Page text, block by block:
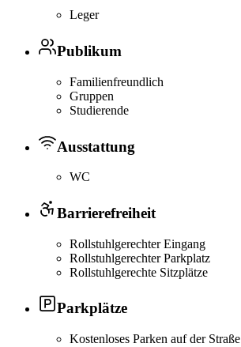
Leger
Publikum
Familienfreundlich
Gruppen
Studierende
Ausstattung
WC
Barrierefreiheit
Rollstuhlgerechter Eingang
Rollstuhlgerechter Parkplatz
Rollstuhlgerechte Sitzplätze
Parkplätze
Kostenloses Parken auf der Straße